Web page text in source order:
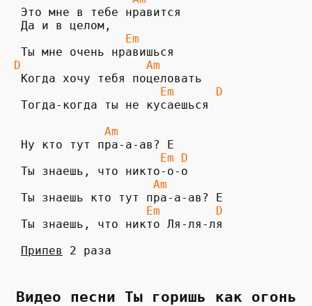
Это мне в тебе нравится
                Em
D                  Am
Когда хочу тебя поцеловать
Em      D
Тогда-когда ты не кусаешься
Am
                     Em D
                    Am
                   Em        D
Ты знаешь, что никто Ля-ля-ля
Припев
2 раза
Видео песни Ты горишь как огонь